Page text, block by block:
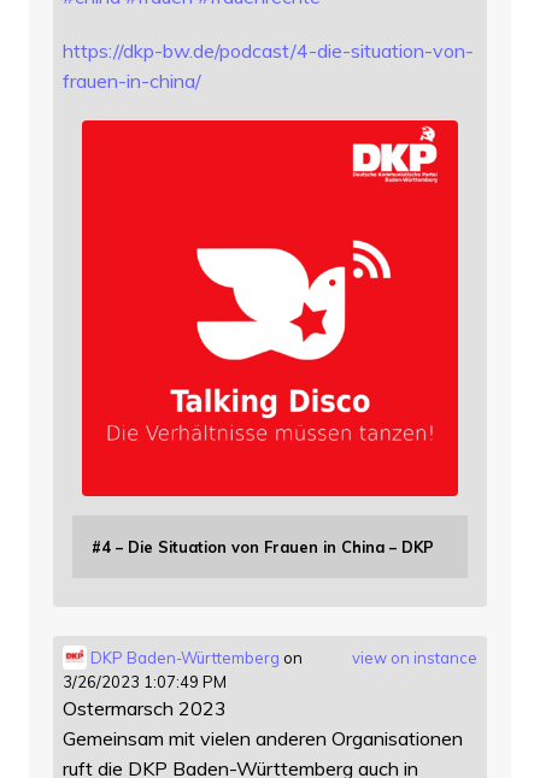
https://dkp-bw.de/podcast/4-die-situation-von-
frauen-in-china/
#4 – Die Situation von Frauen in China – DKP
view on instance
DKP Baden-Württemberg on
3/26/2023 1:07:49 PM
Ostermarsch 2023
Gemeinsam mit vielen anderen Organisationen
ruft die DKP Baden-Württemberg auch in